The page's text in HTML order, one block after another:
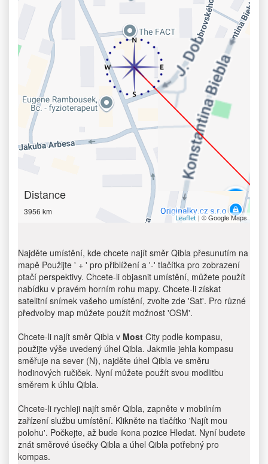
Distance
3956 km
Leaflet | © Google Maps
Najděte umístění, kde chcete najít směr Qibla přesunutím na
mapě Použijte ' + ' pro přiblížení a '-' tlačítka pro zobrazení
ptačí perspektivy. Chcete-li objasnit umístění, můžete použít
nabídku v pravém horním rohu mapy. Chcete-li získat
satelitní snímek vašeho umístění, zvolte zde 'Sat'. Pro různé
předvolby map můžete použít možnost 'OSM'.
Chcete-li najít směr Qibla v Most City podle kompasu,
použijte výše uvedený úhel Qibla. Jakmile jehla kompasu
směřuje na sever (N), najděte úhel Qibla ve směru
hodinových ručiček. Nyní můžete použít svou modlitbu
směrem k úhlu Qibla.
Chcete-li rychleji najít směr Qibla, zapněte v mobilním
zařízení službu umístění. Klikněte na tlačítko 'Najít mou
polohu'. Počkejte, až bude ikona pozice Hledat. Nyní budete
znát směrové úsečky Qibla a úhel Qibla potřebný pro
kompas.